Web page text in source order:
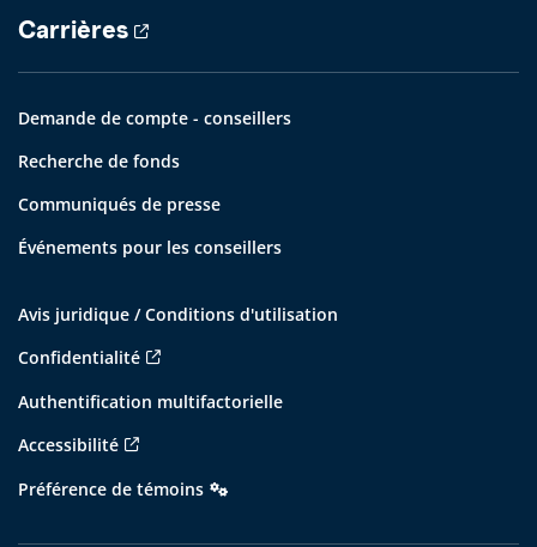
Carrières
Demande de compte - conseillers
Recherche de fonds
Communiqués de presse
Événements pour les conseillers
Avis juridique / Conditions d'utilisation
Confidentialité
Authentification multifactorielle
Accessibilité
Préférence de témoins